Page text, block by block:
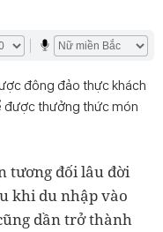
đông đảo thực khách
được thưởng thức món
tương đối lâu đời
khi du nhập vào
dần trở thành